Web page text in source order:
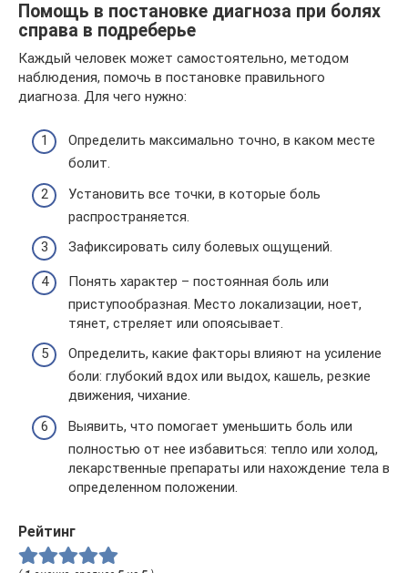
Помощь в постановке диагноза при болях
справа в подреберье
Каждый человек может самостоятельно, методом
наблюдения, помочь в постановке правильного
диагноза. Для чего нужно:
Определить максимально точно, в каком месте
болит.
Установить все точки, в которые боль
распространяется.
Зафиксировать силу болевых ощущений.
Понять характер – постоянная боль или
приступообразная. Место локализации, ноет,
тянет, стреляет или опоясывает.
Определить, какие факторы влияют на усиление
боли: глубокий вдох или выдох, кашель, резкие
движения, чихание.
Выявить, что помогает уменьшить боль или
полностью от нее избавиться: тепло или холод,
лекарственные препараты или нахождение тела в
определенном положении.
Рейтинг